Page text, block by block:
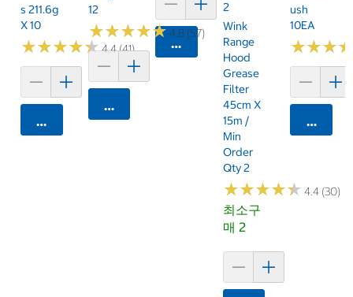
S 211.6g
X 10
★★★★★
★★★★★4.4 (41)
카트에 담기
12
★★★★★
★★★★★4.8 (57)
카트에 담기
카트에 담기
2
Wink
Range
Hood
Grease
Filter
45cm X
15m /
Min
Order
Qty 2
★★★★★
★★★★★ 4.4 (30)
최소구
매 2
Ush
10EA
★★★
★★★
카트에